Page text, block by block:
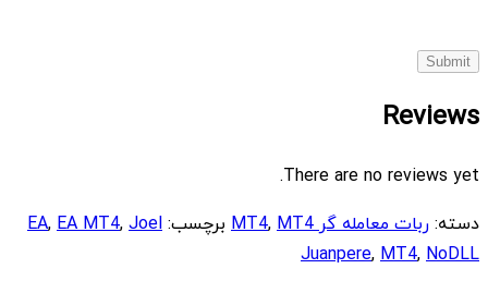
Reviews
There are no reviews yet.
دسته:ربات معامله گر MT4 ,MT4 برچسب: EA,EA MT4,Joel
Juanpere,MT4,NoDLL